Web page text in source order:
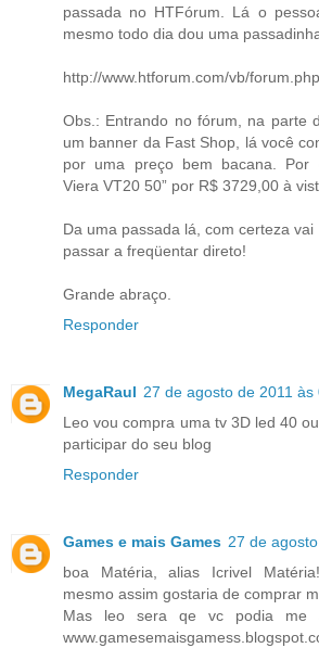
passada no HTFórum. Lá o
mesmo todo dia dou uma
http://www.htforum.com/vb/forum.php
Obs.: Entrando no fórum, na parte
um banner da Fast Shop, lá você
por uma preço bem bacana. Por
Viera VT20 50” por R$ 3729,00 à
Da uma passada lá, com certeza vai
passar a freqüentar direto!
Grande abraço.
Responder
MegaRaul 27 de agosto de 2011 às
Leo vou compra uma tv 3D led 40
participar do seu blog
Responder
Games e mais Games 27 de
boa Matéria, alias Icrivel
mesmo assim gostaria de comprar
Mas leo sera qe vc podia me